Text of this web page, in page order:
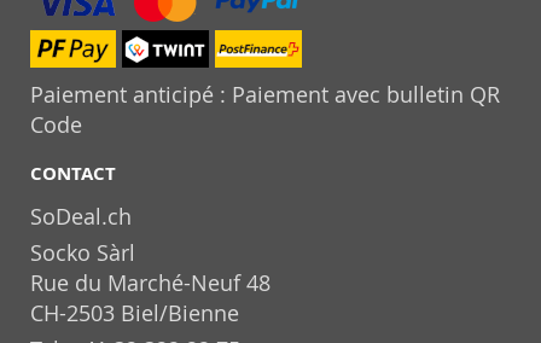
Paiement anticipé : Paiement avec bulletin QR
Code
CONTACT
SoDeal.ch
Socko Sàrl
Rue du Marché-Neuf 48
CH-2503 Biel/Bienne